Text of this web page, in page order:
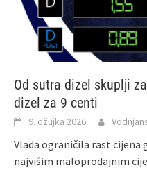
Od sutra dizel skuplji
dizel za 9 centi
9. ožujka 2026.
Vlada ograničila rast cijena
najvišim maloprodajnim